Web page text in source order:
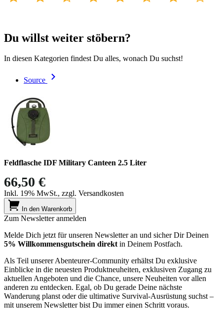
Du willst weiter stöbern?
In diesen Kategorien findest Du alles, wonach Du suchst!
Source
Feldflasche IDF Military Canteen 2.5 Liter
66,50 €
Inkl. 19% MwSt., zzgl. Versandkosten
In den Warenkorb
Zum Newsletter anmelden
Melde Dich jetzt für unseren Newsletter an und sicher Dir Deinen
5% Willkommensgutschein direktin Deinem Postfach.
Als Teil unserer Abenteurer-Community erhältst Du exklusive
Einblicke in die neuesten Produktneuheiten, exklusiven Zugang zu
aktuellen Angeboten und die Chance, unsere Neuheiten vor allen
anderen zu entdecken. Egal, ob Du gerade Deine nächste
Wanderung planst oder die ultimative Survival-Ausrüstung suchst –
mit unserem Newsletter bist Du immer einen Schritt voraus.